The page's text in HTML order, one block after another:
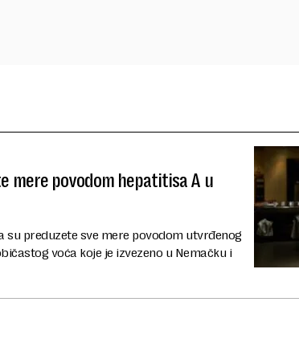
mere povodom hepatitisa A u
preduzete sve mere povodom utvrđenog
voća koje je izvezeno u Nemačku i